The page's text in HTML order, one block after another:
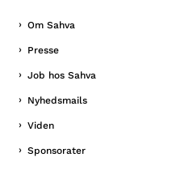
Om Sahva
Presse
Job hos Sahva
Nyhedsmails
Viden
Sponsorater